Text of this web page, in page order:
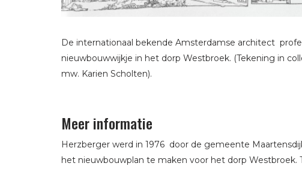
De internationaal bekende Amsterdamse architect
nieuwbouwwijkje in het dorp Westbroek. (Tekening in
mw. Karien Scholten).
Meer informatie
Herzberger werd in 1976 door de gemeente
het nieuwbouwplan te maken voor het dorp